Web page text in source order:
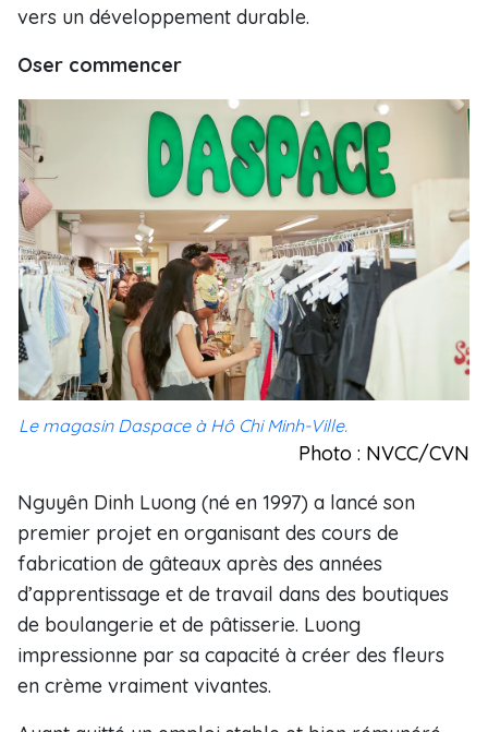
vers un développement durable.
Oser commencer
Le magasin Daspace à Hô Chi Minh-Ville.
Photo : NVCC/CVN
Nguyên Dinh Luong (né en 1997) a lancé son
premier projet en organisant des cours de
fabrication de gâteaux après des années
d’apprentissage et de travail dans des boutiques
de boulangerie et de pâtisserie. Luong
impressionne par sa capacité à créer des fleurs
en crème vraiment vivantes.